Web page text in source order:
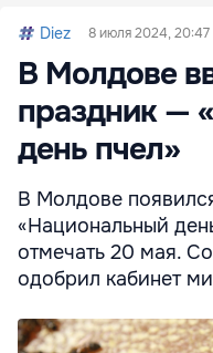
Diez 8 июля 2024, 20:47
В Молдове
праздник —
день пчел»
В Молдове
«Национальный
отмечать 20 мая.
одобрил кабинет